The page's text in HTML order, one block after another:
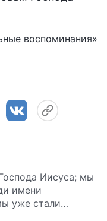
воспоминания»
Иисуса; мы
имени
уже стали
Небесного.